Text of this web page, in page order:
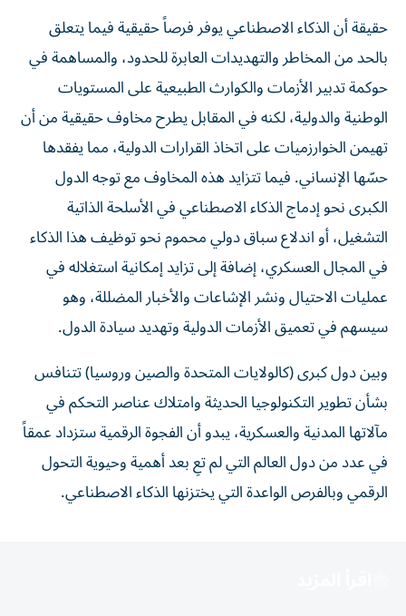
حقيقة أن الذكاء الاصطناعي يوفر فرصاً حقيقية فيما يتعلق
بالحد من المخاطر والتهديدات العابرة للحدود، والمساهمة في
حوكمة تدبير الأزمات والكوارث الطبيعية على المستويات
الوطنية والدولية، لكنه في المقابل يطرح مخاوف حقيقية من أن
تهيمن الخوارزميات على اتخاذ القرارات الدولية، مما يفقدها
حسّها الإنساني. فيما تتزايد هذه المخاوف مع توجه الدول
الكبرى نحو إدماج الذكاء الاصطناعي في الأسلحة الذاتية
التشغيل، أو اندلاع سباق دولي محموم نحو توظيف هذا الذكاء
في المجال العسكري، إضافة إلى تزايد إمكانية استغلاله في
عمليات الاحتيال ونشر الإشاعات والأخبار المضللة، وهو
سيسهم في تعميق الأزمات الدولية وتهديد سيادة الدول.
وبين دول كبرى (كالولايات المتحدة والصين وروسيا) تتنافس
بشأن تطوير التكنولوجيا الحديثة وامتلاك عناصر التحكم في
مآلاتها المدنية والعسكرية، يبدو أن الفجوة الرقمية ستزداد عمقاً
في عدد من دول العالم التي لم تعِ بعد أهمية وحيوية التحول
الرقمي وبالفرص الواعدة التي يختزنها الذكاء الاصطناعي.